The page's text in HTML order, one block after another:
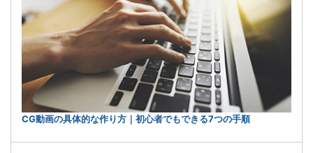
CG動画の具体的な作り方｜初心者でもできる7つの手順